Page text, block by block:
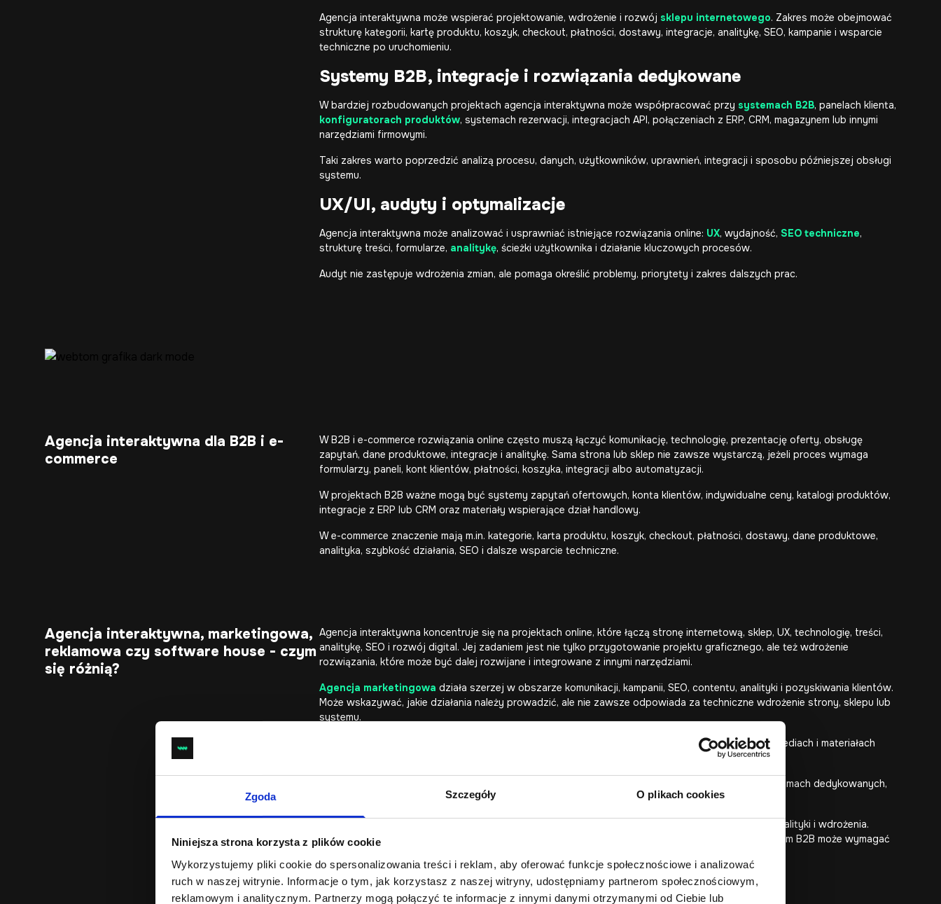
Zgoda Szczegóły O plikach cookies
Niniejsza strona korzysta z plików cookie
Wykorzystujemy pliki cookie do spersonalizowania treści i reklam, aby oferować funkcje społecznościowe i analizować
ruch w naszej witrynie. Informacje o tym, jak korzystasz z naszej witryny, udostępniamy partnerom społecznościowym,
reklamowym i analitycznym. Partnerzy mogą połączyć te informacje z innymi danymi otrzymanymi od Ciebie lub
Agencja interaktywna może wspierać projektowanie, wdrożenie i rozwój sklepu internetowego. Zakres może obejmować
strukturę kategorii, kartę produktu, koszyk, checkout, płatności, dostawy, integracje, analitykę, SEO, kampanie i wsparcie
techniczne po uruchomieniu.
Systemy B2B, integracje i rozwiązania dedykowane
W bardziej rozbudowanych projektach agencja interaktywna może współpracować przy systemach B2B, panelach klienta,
konfiguratorach produktów, systemach rezerwacji, integracjach API, połączeniach z ERP, CRM, magazynem lub innymi
narzędziami firmowymi.
Taki zakres warto poprzedzić analizą procesu, danych, użytkowników, uprawnień, integracji i sposobu późniejszej obsługi
systemu.
UX/UI, audyty i optymalizacje
Agencja interaktywna może analizować i usprawniać istniejące rozwiązania online: UX, wydajność, SEO techniczne,
strukturę treści, formularze, analitykę, ścieżki użytkownika i działanie kluczowych procesów.
Audyt nie zastępuje wdrożenia zmian, ale pomaga określić problemy, priorytety i zakres dalszych prac.
Agencja interaktywna dla B2B i e-
commerce
W B2B i e-commerce rozwiązania online często muszą łączyć komunikację, technologię, prezentację oferty, obsługę
zapytań, dane produktowe, integracje i analitykę. Sama strona lub sklep nie zawsze wystarczą, jeżeli proces wymaga
formularzy, paneli, kont klientów, płatności, koszyka, integracji albo automatyzacji.
W projektach B2B ważne mogą być systemy zapytań ofertowych, konta klientów, indywidualne ceny, katalogi produktów,
integracje z ERP lub CRM oraz materiały wspierające dział handlowy.
W e-commerce znaczenie mają m.in. kategorie, karta produktu, koszyk, checkout, płatności, dostawy, dane produktowe,
analityka, szybkość działania, SEO i dalsze wsparcie techniczne.
Agencja interaktywna, marketingowa,
reklamowa czy software house - czym
się różnią?
Agencja interaktywna koncentruje się na projektach online, które łączą stronę internetową, sklep, UX, technologię, treści,
analitykę, SEO i rozwój digital. Jej zadaniem jest nie tylko przygotowanie projektu graficznego, ale też wdrożenie
rozwiązania, które może być dalej rozwijane i integrowane z innymi narzędziami.
Agencja marketingowa działa szerzej w obszarze komunikacji, kampanii, SEO, contentu, analityki i pozyskiwania klientów.
Może wskazywać, jakie działania należy prowadzić, ale nie zawsze odpowiada za techniczne wdrożenie strony, sklepu lub
systemu.
koncentruje się przede wszystkim na kampaniach, kreacjach, komunikatach, mediach i materiałach
skupia się mocniej na technologii: programowaniu, aplikacjach, integracjach, systemach dedykowanych,
W praktyce te obszary często się łączą. Projekt strony może wymagać strategii, UX, treści, SEO, analityki i wdrożenia.
Sklep internetowy może wymagać integracji, kampanii, optymalizacji i wsparcia technicznego. System B2B może wymagać